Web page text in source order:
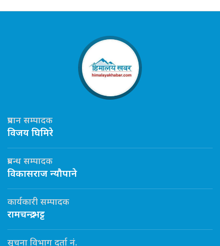
प्रधान सम्पादक
विजय घिमिरे
प्रबन्ध सम्पादक
विकासराज न्यौपाने
कार्यकारी सम्पादक
रामचन्द्र भट्ट
सूचना विभाग दर्ता नं.